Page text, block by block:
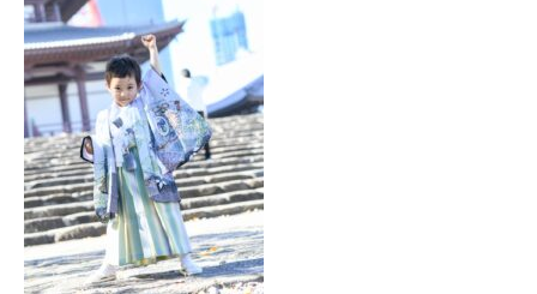
● お写真とご感想
レッスン/撮影会
取材・企業・オーナーさま
ご予約
Q&A